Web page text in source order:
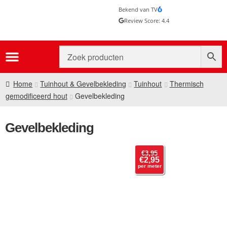
Bekend van TV
Review Score: 4.4
Home Tuinhout & Gevelbekleding Tuinhout
Thermisch
gemodificeerd hout
Gevelbekleding
Gevelbekleding
€3,95
€2,95
per meter